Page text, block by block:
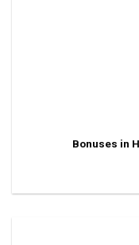
Bonuses in